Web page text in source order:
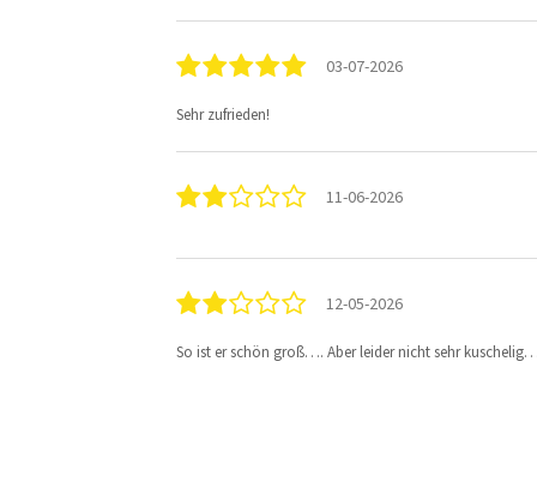
03-07-2026
Sehr zufrieden!
11-06-2026
12-05-2026
So ist er schön groß…. Aber leider nicht sehr